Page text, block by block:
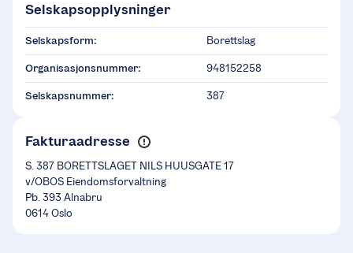
Selskapsopplysninger
Selskapsform: Borettslag
Organisasjonsnummer: 948152258
Selskapsnummer: 387
Fakturaadresse
S. 387 BORETTSLAGET NILS HUUSGATE 17
v/OBOS Eiendomsforvaltning
Pb. 393 Alnabru
0614 Oslo